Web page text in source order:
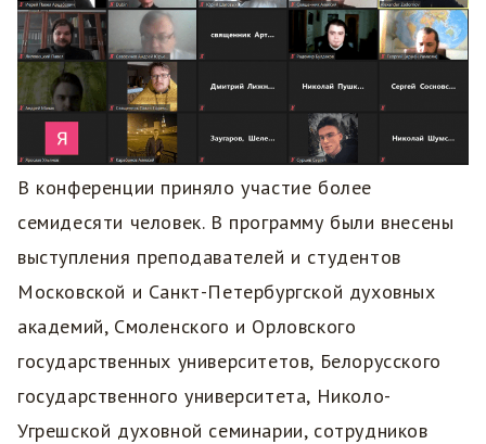
В конференции приняло участие более
семидесяти человек. В программу были внесены
выступления преподавателей и студентов
Московской и Санкт-Петербургской духовных
академий, Смоленского и Орловского
государственных университетов, Белорусского
государственного университета, Николо-
Угрешской духовной семинарии, сотрудников